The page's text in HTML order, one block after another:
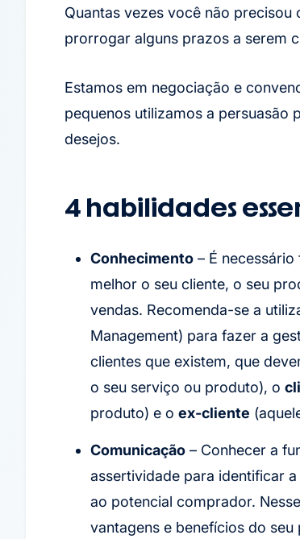
Quantas vezes você não
prorrogar alguns prazos a serem
Estamos em negociação e
pequenos utilizamos a persuasão
desejos.
4 habilidades
Conhecimento – É
melhor o seu cliente, o seu
vendas. Recomenda-se a
Management) para fazer a
clientes que existem, que
o seu serviço ou produto), o
produto) e o ex-cliente
Comunicação – Conhecer a
assertividade para identificar
ao potencial comprador.
vantagens e benefícios do seu